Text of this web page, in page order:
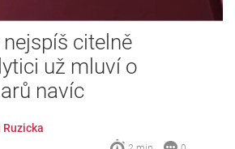
citelně
už mluví o
navíc